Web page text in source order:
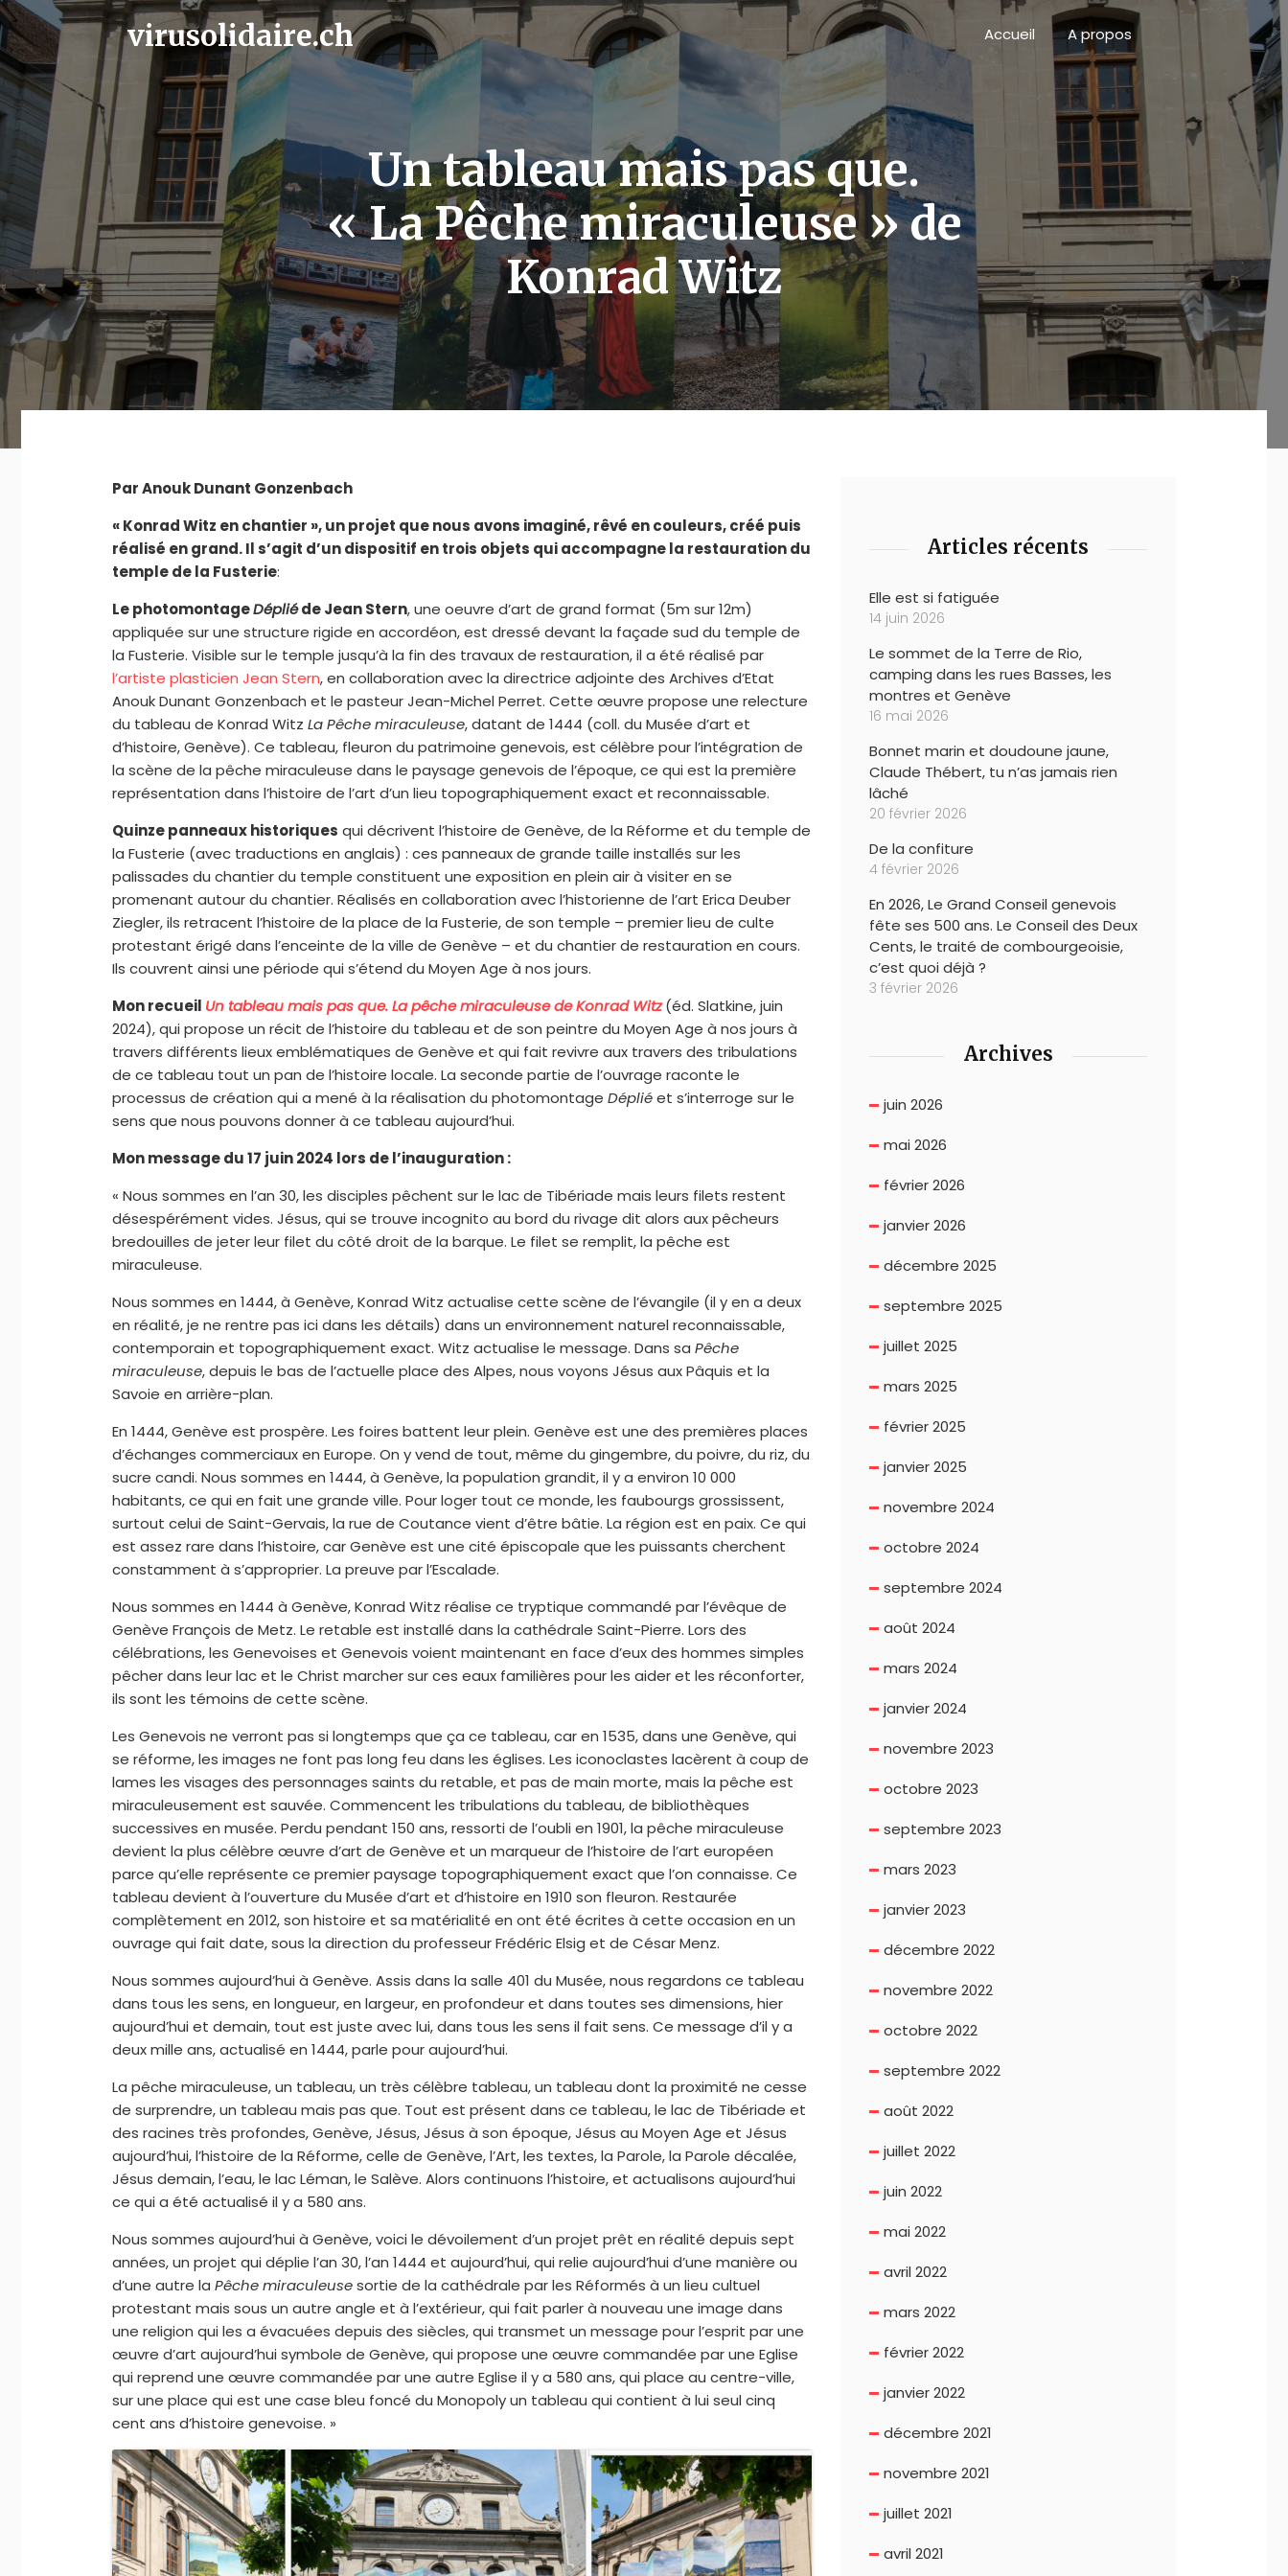
Skip
to
content
virusolidaire.ch Accueil A propos
Un tableau mais pas que.
« La Pêche miraculeuse » de
Konrad Witz
Par Anouk Dunant Gonzenbach
« Konrad Witz en chantier », un projet que nous avons imaginé, rêvé en couleurs, créé puis
réalisé en grand. Il s’agit d’un dispositif en trois objets qui accompagne la restauration du
temple de la Fusterie:
Le photomontageDépliéde Jean Stern, une oeuvre d’art de grand format (5m sur 12m)
appliquée sur une structure rigide en accordéon, est dressé devant la façade sud du temple de
la Fusterie. Visible sur le temple jusqu’à la fin des travaux de restauration, il a été réalisé par
l’artiste plasticien Jean Stern, en collaboration avec la directrice adjointe des Archives d’Etat
Anouk Dunant Gonzenbach et le pasteur Jean-Michel Perret. Cette œuvre propose une relecture
du tableau de Konrad Witz La Pêche miraculeuse, datant de 1444 (coll. du Musée d’art et
d’histoire, Genève). Ce tableau, fleuron du patrimoine genevois, est célèbre pour l’intégration de
la scène de la pêche miraculeuse dans le paysage genevois de l’époque, ce qui est la première
représentation dans l’histoire de l’art d’un lieu topographiquement exact et reconnaissable.
Quinzepanneaux historiques qui décrivent l’histoire de Genève, de la Réforme et du temple de
la Fusterie (avec traductions en anglais) : ces panneaux de grande taille installés sur les
palissades du chantier du temple constituent une exposition en plein air à visiter en se
promenant autour du chantier. Réalisés en collaboration avec l’historienne de l’art Erica Deuber
Ziegler, ils retracent l’histoire de la place de la Fusterie, de son temple – premier lieu de culte
protestant érigé dans l’enceinte de la ville de Genève – et du chantier de restauration en cours.
Ils couvrent ainsi une période qui s’étend du Moyen Age à nos jours.
Mon recueil Un tableau mais pas que. La pêche miraculeuse de Konrad Witz(éd. Slatkine, juin
2024), qui propose un récit de l’histoire du tableau et de son peintre du Moyen Age à nos jours à
travers différents lieux emblématiques de Genève et qui fait revivre aux travers des tribulations
de ce tableau tout un pan de l’histoire locale. La seconde partie de l’ouvrage raconte le
processus de création qui a mené à la réalisation du photomontage Dépliéet s’interroge sur le
sens que nous pouvons donner à ce tableau aujourd’hui.
Mon message du 17 juin 2024 lors de l’inauguration :
« Nous sommes en l’an 30, les disciples pêchent sur le lac de Tibériade mais leurs filets restent
désespérément vides. Jésus, qui se trouve incognito au bord du rivage dit alors aux pêcheurs
bredouilles de jeter leur filet du côté droit de la barque. Le filet se remplit, la pêche est
miraculeuse.
Nous sommes en 1444, à Genève, Konrad Witz actualise cette scène de l’évangile (il y en a deux
en réalité, je ne rentre pas ici dans les détails) dans un environnement naturel reconnaissable,
contemporain et topographiquement exact. Witz actualise le message. Dans sa Pêche
miraculeuse, depuis le bas de l’actuelle place des Alpes, nous voyons Jésus aux Pâquis et la
Savoie en arrière-plan.
En 1444, Genève est prospère. Les foires battent leur plein. Genève est une des premières places
d’échanges commerciaux en Europe. On y vend de tout, même du gingembre, du poivre, du riz, du
sucre candi. Nous sommes en 1444, à Genève, la population grandit, il y a environ 10 000
habitants, ce qui en fait une grande ville. Pour loger tout ce monde, les faubourgs grossissent,
surtout celui de Saint-Gervais, la rue de Coutance vient d’être bâtie. La région est en paix. Ce qui
est assez rare dans l’histoire, car Genève est une cité épiscopale que les puissants cherchent
constamment à s’approprier. La preuve par l’Escalade.
Nous sommes en 1444 à Genève, Konrad Witz réalise ce tryptique commandé par l’évêque de
Genève François de Metz. Le retable est installé dans la cathédrale Saint-Pierre. Lors des
célébrations, les Genevoises et Genevois voient maintenant en face d’eux des hommes simples
pêcher dans leur lac et le Christ marcher sur ces eaux familières pour les aider et les réconforter,
ils sont les témoins de cette scène.
Les Genevois ne verront pas si longtemps que ça ce tableau, car en 1535, dans une Genève, qui
se réforme, les images ne font pas long feu dans les églises. Les iconoclastes lacèrent à coup de
lames les visages des personnages saints du retable, et pas de main morte, mais la pêche est
miraculeusement est sauvée. Commencent les tribulations du tableau, de bibliothèques
successives en musée. Perdu pendant 150 ans, ressorti de l’oubli en 1901, la pêche miraculeuse
devient la plus célèbre œuvre d’art de Genève et un marqueur de l’histoire de l’art européen
parce qu’elle représente ce premier paysage topographiquement exact que l’on connaisse. Ce
tableau devient à l’ouverture du Musée d’art et d’histoire en 1910 son fleuron. Restaurée
complètement en 2012, son histoire et sa matérialité en ont été écrites à cette occasion en un
ouvrage qui fait date, sous la direction du professeur Frédéric Elsig et de César Menz.
Nous sommes aujourd’hui à Genève. Assis dans la salle 401 du Musée, nous regardons ce tableau
dans tous les sens, en longueur, en largeur, en profondeur et dans toutes ses dimensions, hier
aujourd’hui et demain, tout est juste avec lui, dans tous les sens il fait sens. Ce message d’il y a
deux mille ans, actualisé en 1444, parle pour aujourd’hui.
La pêche miraculeuse, un tableau, un très célèbre tableau, un tableau dont la proximité ne cesse
de surprendre, un tableau mais pas que. Tout est présent dans ce tableau, le lac de Tibériade et
des racines très profondes, Genève, Jésus, Jésus à son époque, Jésus au Moyen Age et Jésus
aujourd’hui, l’histoire de la Réforme, celle de Genève, l’Art, les textes, la Parole, la Parole décalée,
Jésus demain, l’eau, le lac Léman, le Salève. Alors continuons l’histoire, et actualisons aujourd’hui
ce qui a été actualisé il y a 580 ans.
Nous sommes aujourd’hui à Genève, voici le dévoilement d’un projet prêt en réalité depuis sept
années, un projet qui déplie l’an 30, l’an 1444 et aujourd’hui, qui relie aujourd’hui d’une manière ou
d’une autre la Pêche miraculeusesortie de la cathédrale par les Réformés à un lieu cultuel
protestant mais sous un autre angle et à l’extérieur, qui fait parler à nouveau une image dans
une religion qui les a évacuées depuis des siècles, qui transmet un message pour l’esprit par une
œuvre d’art aujourd’hui symbole de Genève, qui propose une œuvre commandée par une Eglise
qui reprend une œuvre commandée par une autre Eglise il y a 580 ans, qui place au centre-ville,
sur une place qui est une case bleu foncé du Monopoly un tableau qui contient à lui seul cinq
cent ans d’histoire genevoise. »
Articles récents
Elle est si fatiguée
14 juin 2026
Le sommet de la Terre de Rio,
camping dans les rues Basses, les
montres et Genève
16 mai 2026
Bonnet marin et doudoune jaune,
Claude Thébert, tu n’as jamais rien
lâché
20 février 2026
De la confiture
4 février 2026
En 2026, Le Grand Conseil genevois
fête ses 500 ans. Le Conseil des Deux
Cents, le traité de combourgeoisie,
c’est quoi déjà ?
3 février 2026
Archives
juin 2026
mai 2026
février 2026
janvier 2026
décembre 2025
septembre 2025
juillet 2025
mars 2025
février 2025
janvier 2025
novembre 2024
octobre 2024
septembre 2024
août 2024
mars 2024
janvier 2024
novembre 2023
octobre 2023
septembre 2023
mars 2023
janvier 2023
décembre 2022
novembre 2022
octobre 2022
septembre 2022
août 2022
juillet 2022
juin 2022
mai 2022
avril 2022
mars 2022
février 2022
janvier 2022
décembre 2021
novembre 2021
juillet 2021
avril 2021